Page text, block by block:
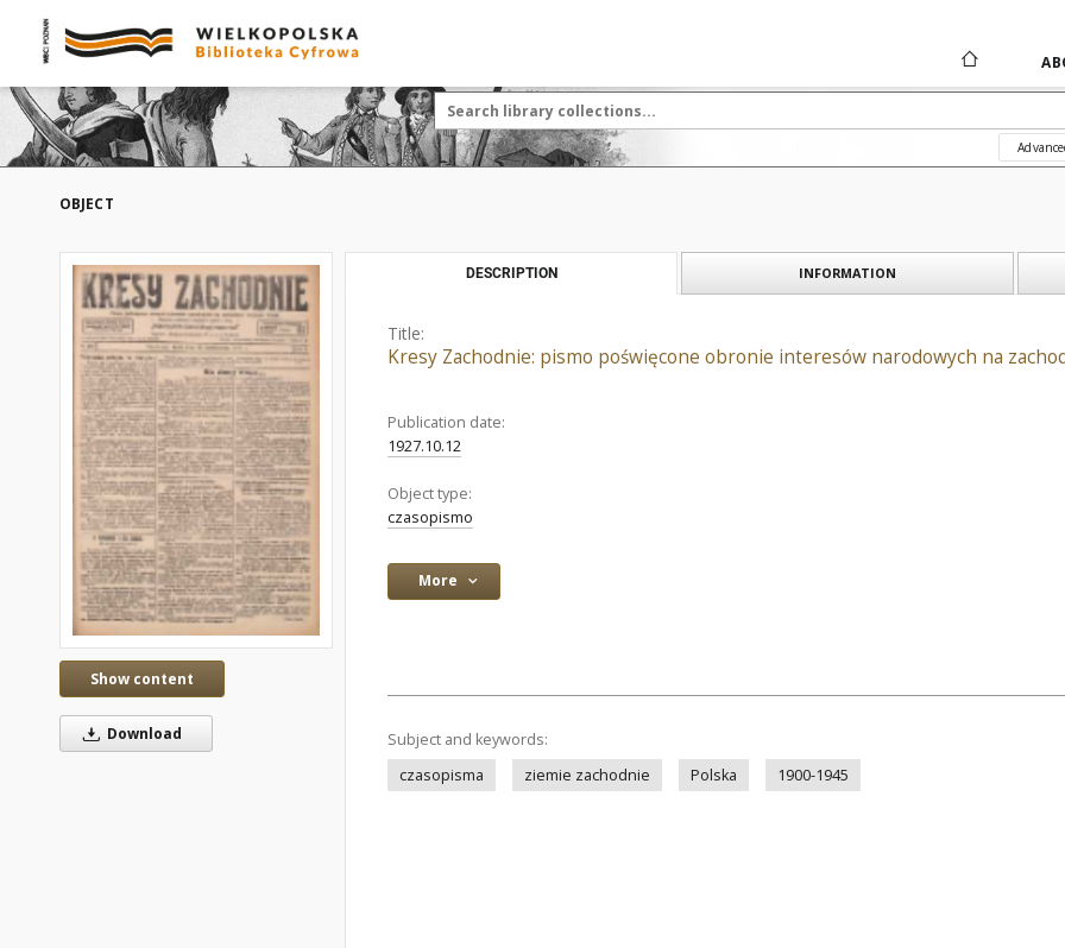
OBJECT
Show content
Download
DESCRIPTION INFORMATION
Title:
Kresy Zachodnie: pismo poświęcone obronie interesów narodowych na
Publication date:
1927.10.12
Object type:
czasopismo
More
Subject and keywords:
czasopisma
ziemie zachodnie Polska 1900-1945